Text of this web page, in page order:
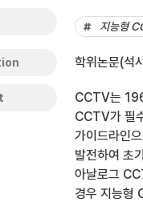
지능형
학위논문(석
CCTV는
CCTV가 필
가이드라인
발전하여 초
아날로그
경우 지능형